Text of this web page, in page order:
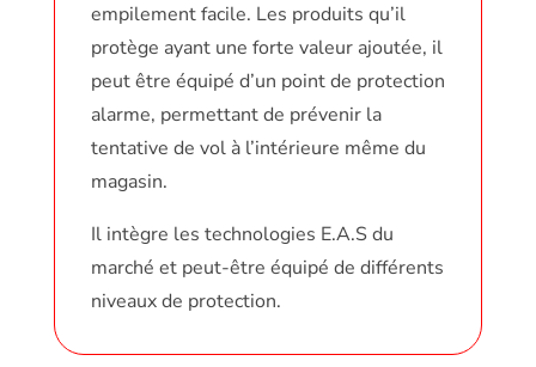
empilement facile. Les produits qu’il
protège ayant une forte valeur ajoutée, il
peut être équipé d’un point de protection
alarme, permettant de prévenir la
tentative de vol à l’intérieure même du
magasin.
Il intègre les technologies E.A.S du
marché et peut-être équipé de différents
niveaux de protection.